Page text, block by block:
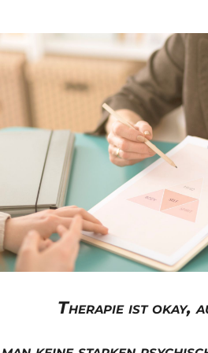
Therapie ist okay,